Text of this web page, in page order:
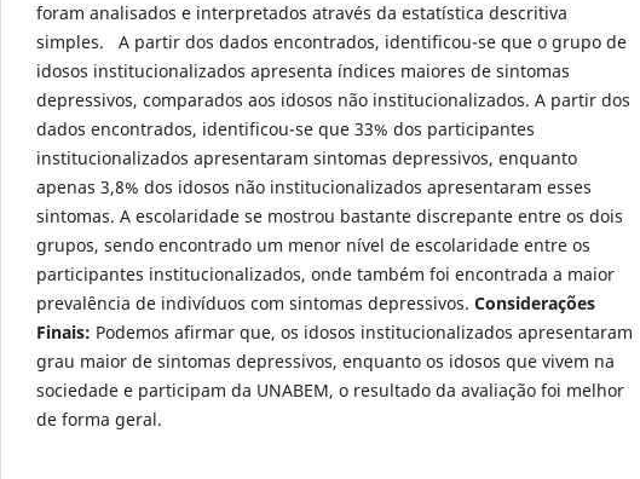
foram analisados e interpretados através da estatística descritiva
simples. A partir dos dados encontrados, identificou-se que o grupo de
idosos institucionalizados apresenta índices maiores de sintomas
depressivos, comparados aos idosos não institucionalizados. A partir dos
dados encontrados, identificou-se que 33% dos participantes
institucionalizados apresentaram sintomas depressivos, enquanto
apenas 3,8% dos idosos não institucionalizados apresentaram esses
sintomas. A escolaridade se mostrou bastante discrepante entre os dois
grupos, sendo encontrado um menor nível de escolaridade entre os
participantes institucionalizados, onde também foi encontrada a maior
prevalência de indivíduos com sintomas depressivos. Considerações
Finais: Podemos afirmar que, os idosos institucionalizados apresentaram
grau maior de sintomas depressivos, enquanto os idosos que vivem na
sociedade e participam da UNABEM, o resultado da avaliação foi melhor
de forma geral.